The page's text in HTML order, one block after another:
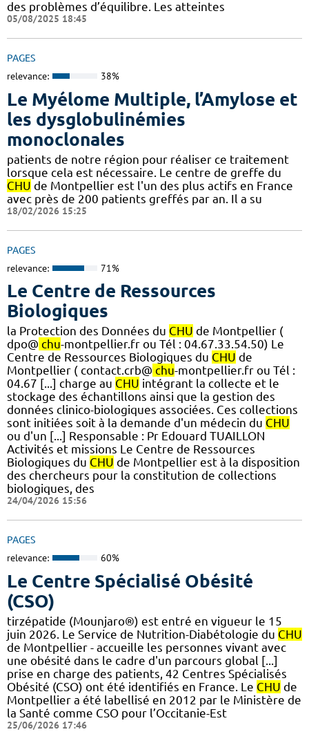
des problèmes d’équilibre. Les atteintes
05/08/2025 18:45
PAGES
relevance: 38%
Le Myélome Multiple, l’Amylose et
les dysglobulinémies
monoclonales
patients de notre région pour réaliser ce traitement
lorsque cela est nécessaire. Le centre de greffe du
CHU de Montpellier est l'un des plus actifs en France
avec près de 200 patients greffés par an. Il a su
18/02/2026 15:25
PAGES
relevance: 71%
Le Centre de Ressources
Biologiques
la Protection des Données du CHU de Montpellier (
dpo@ chu-montpellier.fr ou Tél : 04.67.33.54.50) Le
Centre de Ressources Biologiques du CHU de
Montpellier ( contact.crb@ chu-montpellier.fr ou Tél :
04.67 [...] charge au CHU intégrant la collecte et le
stockage des échantillons ainsi que la gestion des
données clinico-biologiques associées. Ces collections
sont initiées soit à la demande d'un médecin du CHU
ou d'un [...] Responsable : Pr Edouard TUAILLON
Activités et missions Le Centre de Ressources
Biologiques du CHU de Montpellier est à la disposition
des chercheurs pour la constitution de collections
biologiques, des
24/04/2026 15:56
PAGES
relevance: 60%
Le Centre Spécialisé Obésité
(CSO)
tirzépatide (Mounjaro®) est entré en vigueur le 15
juin 2026. Le Service de Nutrition-Diabétologie du CHU
de Montpellier - accueille les personnes vivant avec
une obésité dans le cadre d'un parcours global [...]
prise en charge des patients, 42 Centres Spécialisés
Obésité (CSO) ont été identifiés en France. Le CHU de
Montpellier a été labellisé en 2012 par le Ministère de
la Santé comme CSO pour l’Occitanie-Est
25/06/2026 17:46